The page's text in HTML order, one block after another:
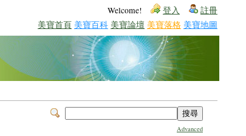
Welcome! 登入 註冊
美寶首頁 美寶百科 美寶論壇 美寶落格 美寶地圖
Advanced